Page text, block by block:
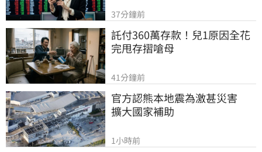
37分鐘前
託付360萬存款！兒1原因全花
完甩存摺嗆母
41分鐘前
官方認熊本地震為激甚災害
擴大國家補助
1小時前